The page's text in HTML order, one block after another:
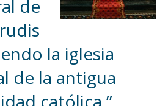
de
la iglesia
de la antigua